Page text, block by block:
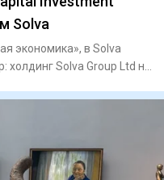
Solva
экономика», в Solva
Solva Group Ltd на